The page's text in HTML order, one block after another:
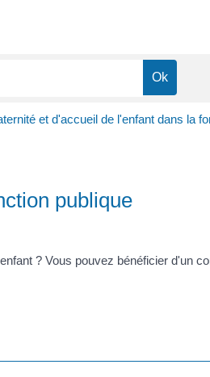
et d'accueil de l'enfant dans la
publique
? Vous pouvez bénéficier d'un